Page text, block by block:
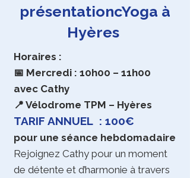
présentationcYoga à
Hyères
Horaires :
📅 Mercredi : 10h00 – 11h00
avec Cathy
📍 Vélodrome TPM – Hyères
TARIF ANNUEL : 100€
pour une séance hebdomadaire
Rejoignez Cathy pour un moment
de détente et d’harmonie à travers